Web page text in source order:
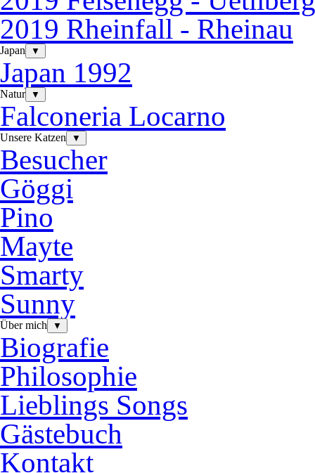
2019 Rheinfall - Rheinau
Japan ▼
Japan 1992
Natur ▼
Falconeria Locarno
Unsere Katzen ▼
Besucher
Göggi
Pino
Mayte
Smarty
Sunny
Über mich ▼
Biografie
Philosophie
Lieblings Songs
Gästebuch
Kontakt